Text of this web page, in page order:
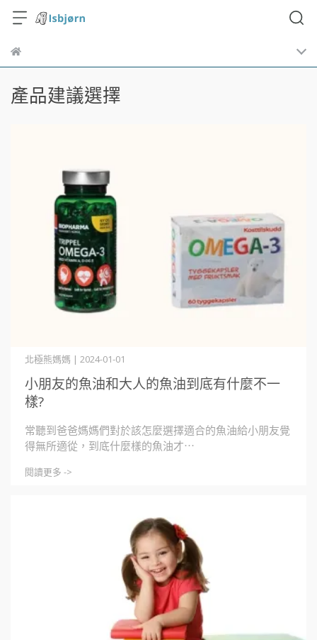
產品建議選擇
小朋友的魚油和大人的魚油到底有什麼不一
樣?
北極熊媽媽 | 2024-01-01
常聽到爸爸媽媽們對於該怎麼選擇適合的魚油給小朋友覺
得無所適從，到底什麼樣的魚油才⋯
閱讀更多 ->